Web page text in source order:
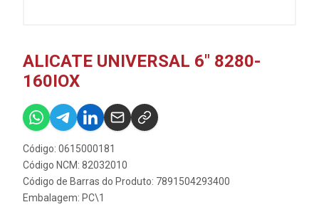
ALICATE UNIVERSAL 6" 8280-
160IOX
Código: 0615000181
Código NCM: 82032010
Código de Barras do Produto: 7891504293400
Embalagem: PC\1